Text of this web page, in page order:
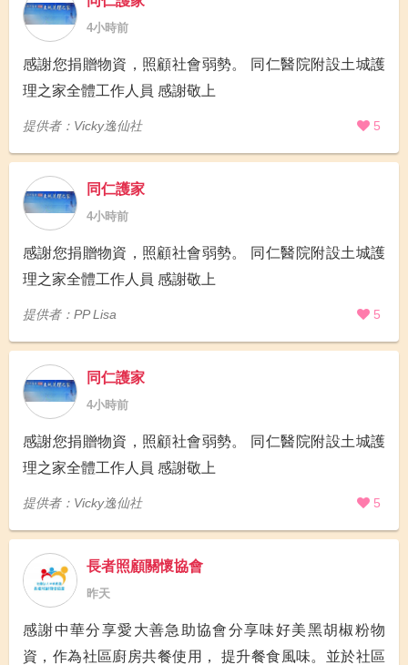
4小時前
感謝您捐贈物資，照顧社會弱勢。 同仁醫院附設土城護
理之家全體工作人員 感謝敬上
提供者：Vicky逸仙社 5
同仁護家
4小時前
感謝您捐贈物資，照顧社會弱勢。 同仁醫院附設土城護
理之家全體工作人員 感謝敬上
提供者：PP Lisa 5
同仁護家
4小時前
感謝您捐贈物資，照顧社會弱勢。 同仁醫院附設土城護
理之家全體工作人員 感謝敬上
提供者：Vicky逸仙社 5
長者照顧關懷協會
昨天
感謝中華分享愛大善急助協會分享味好美黑胡椒粉物
資，作為社區廚房共餐使用， 提升餐食風味。並於社區